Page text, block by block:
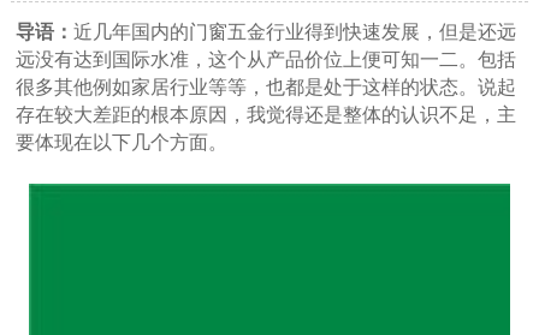
导语：近几年国内的门窗五金行业得到快速发展，但是还远
远没有达到国际水准，这个从产品价位上便可知一二。包括
很多其他例如家居行业等等，也都是处于这样的状态。说起
存在较大差距的根本原因，我觉得还是整体的认识不足，主
要体现在以下几个方面。